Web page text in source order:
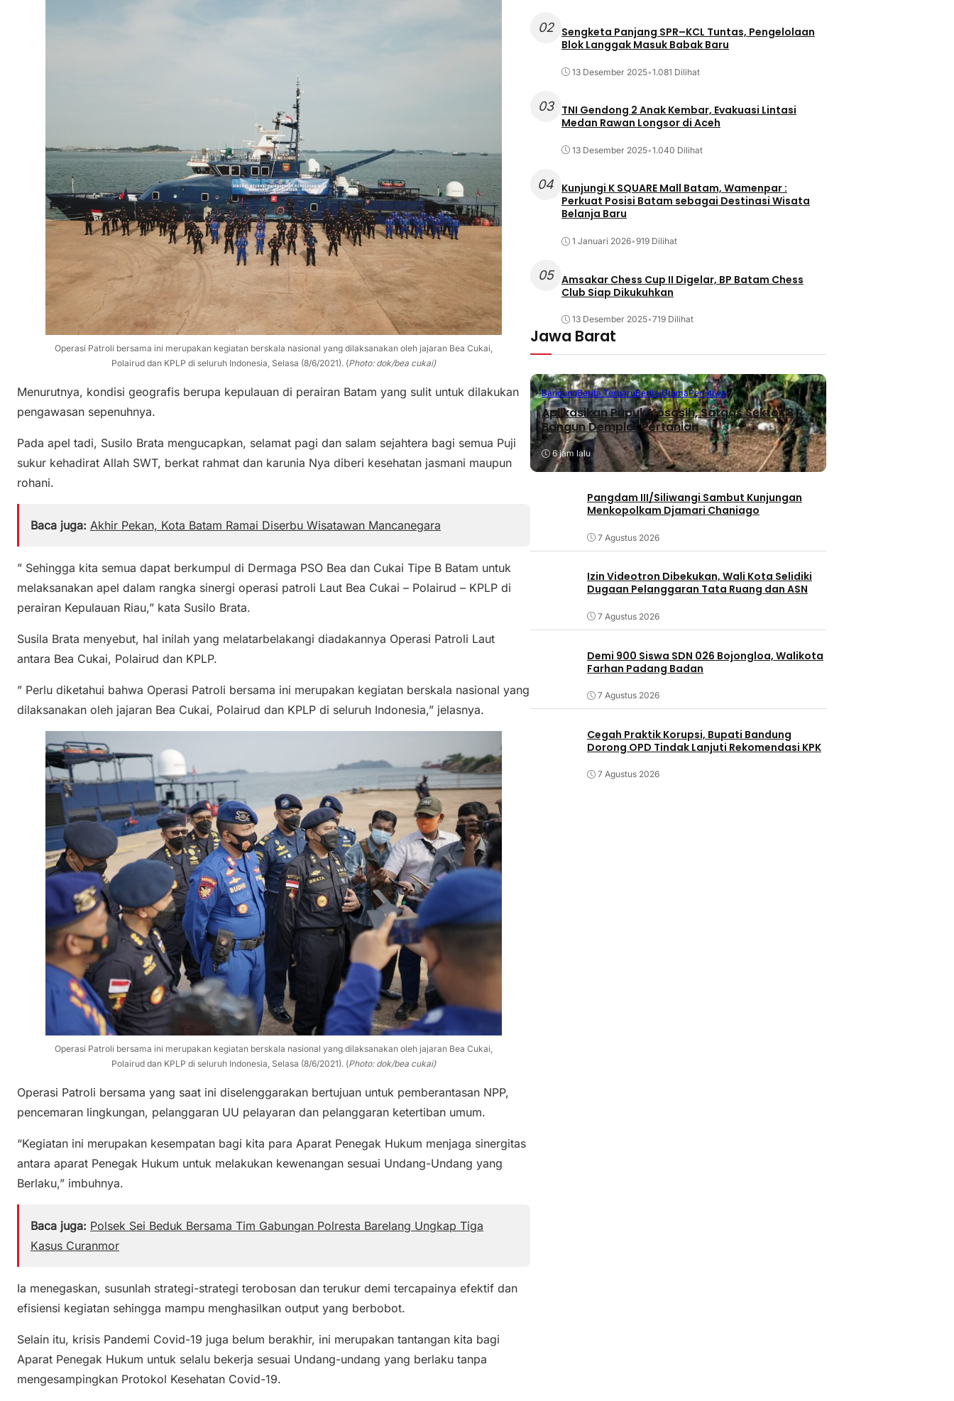
Operasi Patroli bersama ini merupakan kegiatan berskala nasional yang dilaksanakan oleh jajaran Bea Cukai,
Polairud dan KPLP di seluruh Indonesia, Selasa (8/6/2021). (Photo: dok/bea cukai)
Menurutnya, kondisi geografis berupa kepulauan di perairan Batam yang sulit untuk dilakukan
pengawasan sepenuhnya.
Pada apel tadi, Susilo Brata mengucapkan, selamat pagi dan salam sejahtera bagi semua Puji
sukur kehadirat Allah SWT, berkat rahmat dan karunia Nya diberi kesehatan jasmani maupun
rohani.
Baca juga: Akhir Pekan, Kota Batam Ramai Diserbu Wisatawan Mancanegara
” Sehingga kita semua dapat berkumpul di Dermaga PSO Bea dan Cukai Tipe B Batam untuk
melaksanakan apel dalam rangka sinergi operasi patroli Laut Bea Cukai – Polairud – KPLP di
perairan Kepulauan Riau,” kata Susilo Brata.
Susila Brata menyebut, hal inilah yang melatarbelakangi diadakannya Operasi Patroli Laut
antara Bea Cukai, Polairud dan KPLP.
” Perlu diketahui bahwa Operasi Patroli bersama ini merupakan kegiatan berskala nasional yang
dilaksanakan oleh jajaran Bea Cukai, Polairud dan KPLP di seluruh Indonesia,” jelasnya.
Operasi Patroli bersama ini merupakan kegiatan berskala nasional yang dilaksanakan oleh jajaran Bea Cukai,
Polairud dan KPLP di seluruh Indonesia, Selasa (8/6/2021). (Photo: dok/bea cukai)
Operasi Patroli bersama yang saat ini diselenggarakan bertujuan untuk pemberantasan NPP,
pencemaran lingkungan, pelanggaran UU pelayaran dan pelanggaran ketertiban umum.
“Kegiatan ini merupakan kesempatan bagi kita para Aparat Penegak Hukum menjaga sinergitas
antara aparat Penegak Hukum untuk melakukan kewenangan sesuai Undang-Undang yang
Berlaku,” imbuhnya.
Baca juga: Polsek Sei Beduk Bersama Tim Gabungan Polresta Barelang Ungkap Tiga
Kasus Curanmor
Ia menegaskan, susunlah strategi-strategi terobosan dan terukur demi tercapainya efektif dan
efisiensi kegiatan sehingga mampu menghasilkan output yang berbobot.
Selain itu, krisis Pandemi Covid-19 juga belum berakhir, ini merupakan tantangan kita bagi
Aparat Penegak Hukum untuk selalu bekerja sesuai Undang-undang yang berlaku tanpa
mengesampingkan Protokol Kesehatan Covid-19.
02
Sengketa Panjang SPR–KCL Tuntas, Pengelolaan
Blok Langgak Masuk Babak Baru
13 Desember 2025•1.081 Dilihat
03
TNI Gendong 2 Anak Kembar, Evakuasi Lintasi
Medan Rawan Longsor di Aceh
13 Desember 2025•1.040 Dilihat
04 Kunjungi K SQUARE Mall Batam, Wamenpar :
Perkuat Posisi Batam sebagai Destinasi Wisata
Belanja Baru
1 Januari 2026•919 Dilihat
05 Amsakar Chess Cup II Digelar, BP Batam Chess
Club Siap Dikukuhkan
13 Desember 2025•719 Dilihat
Jawa Barat
BandungBerita TerbaruBerita UtamaPeristiwa
Aplikasikan Pupuk Kosasih, Satgas Sektor 8
Bangun Demplot Pertanian
6 jam lalu
Pangdam III/Siliwangi Sambut Kunjungan
Menkopolkam Djamari Chaniago
7 Agustus 2026
Izin Videotron Dibekukan, Wali Kota Selidiki
Dugaan Pelanggaran Tata Ruang dan ASN
7 Agustus 2026
Demi 900 Siswa SDN 026 Bojongloa, Walikota
Farhan Padang Badan
7 Agustus 2026
Cegah Praktik Korupsi, Bupati Bandung
Dorong OPD Tindak Lanjuti Rekomendasi KPK
7 Agustus 2026